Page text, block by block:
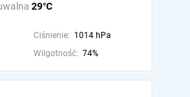
29°C
Ciśnienie: 1014 hPa
Wilgotność: 74%